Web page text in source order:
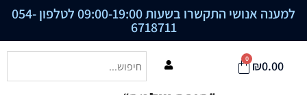
למענה אנושי התקשרו בשעות 09:00-19:00 לטלפון 054-
6718711
₪0.00
0